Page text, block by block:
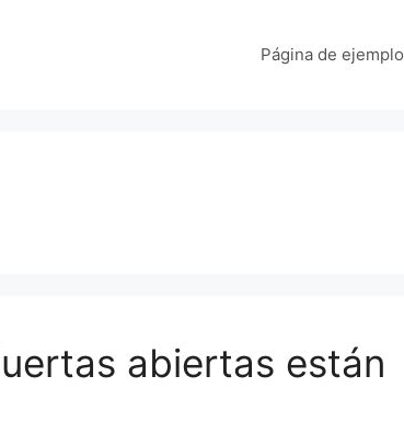
Página de ejemplo
abiertas están